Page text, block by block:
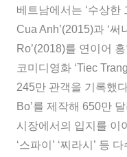
베트남에서는 ‘수상한
Cua Anh’(2015)과 ‘
Ro’(2018)를 연이어
코미디영화 ‘Tiec
245만 관객을 기록했
Bo’를 제작해 650만
시장에서의 입지를 이
‘스파이’ ‘찌라시’ 등